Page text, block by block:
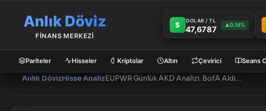
Anlık Döviz
FİNANS MERKEZİ
$ DOLAR / TL
47,6787 ▲0.18%
Pariteler Hisseler Kriptolar Altın Çevirici Seans
Anlık DövizHisse Analiz EUPWR Günlük AKD Analizi: BofA Aldı, Hisse Yüzde 7 Yükseldi